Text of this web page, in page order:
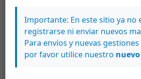
Cómo citar
Tapia Coronado, J. J., Atencio Solano, L. M.,
Paternina Paternina, Y., & Cadena Torres,
potencial productivo de nuevas
sabanas secas del Caribe en Colombia.
(2). https://doi.org/10.15517/
Importante: En este sitio ya no
registrarse ni enviar nuevos
Para envíos y nuevas
por favor utilice nuestro